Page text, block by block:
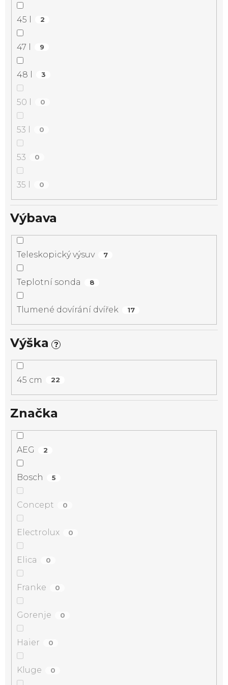
45 l 2
47 l 9
48 l 3
50 l 0
53 l 0
53 0
35 l 0
Výbava
Teleskopický výsuv 7
Teplotní sonda 8
Tlumené dovírání dvířek 17
Výška ?
45 cm 22
Značka
AEG 2
Bosch 5
Concept 0
Electrolux 0
Elica 0
Franke 0
Gorenje 0
Haier 0
Kluge 0